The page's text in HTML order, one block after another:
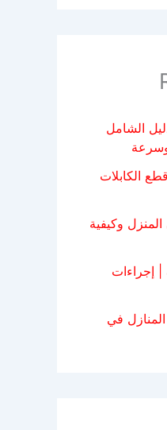
الشامل
الكابلات
وكيفية
| إجراءات
في